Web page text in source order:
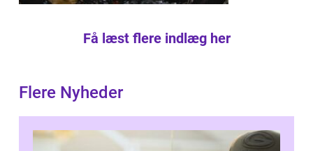
Få læst flere indlæg her
Flere Nyheder